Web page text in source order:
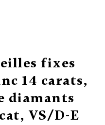
fixes
14 carats,
diamants
VS/D-E